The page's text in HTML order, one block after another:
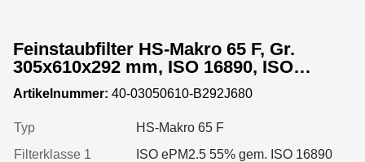
Feinstaubfilter HS-Makro 65 F, Gr.
305x610x292 mm, ISO 16890, ISO
ePM2.5 55%, Rahmen: Edelstahl 1.4301,
Dichtung: einseitig, geschäumt
Artikelnummer: 40-03050610-B292J680
Typ
HS-Makro 65 F
Filterklasse 1
ISO ePM2.5 55% gem. ISO 16890